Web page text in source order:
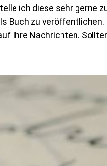
ich diese sehr gerne
Buch zu veröffentlichen.
Ihre Nachrichten.